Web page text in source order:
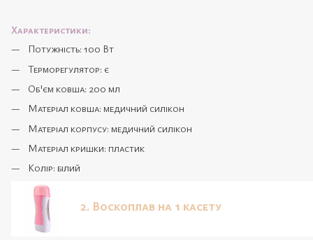
Характеристики:
Потужність: 100 Вт
Терморегулятор: є
Об'єм ковша: 200 мл
Матеріал ковша: медичний силікон
Матеріал корпусу: медичний силікон
Матеріал кришки: пластик
Колір: білий
2. Воскоплав на 1 касету